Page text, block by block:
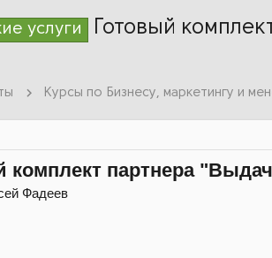
услуги Готовый
комплект партнера
Фадеев